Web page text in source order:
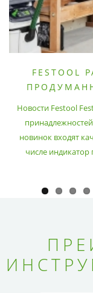
Новости Festool
новинок входят
числе